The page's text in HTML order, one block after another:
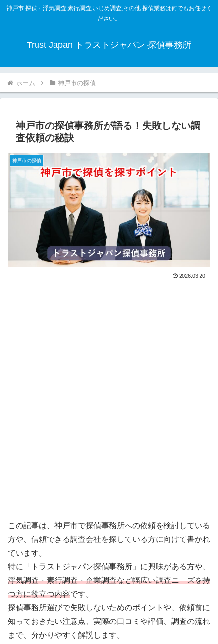
神戸市 探偵・浮気調査,素行調査,いじめ調査,その他 探偵業務は何でもお任せく
ださい。
Trust Japan トラストジャパン 探偵事務所
ホーム 神戸市の探偵
神戸市の探偵事務所が語る！失敗しない調
査依頼の秘訣
神戸市の探偵
2026.03.20
この記事は、神戸市で探偵事務所への依頼を検討している
方や、信頼できる調査会社を探している方に向けて書かれ
ています。
特に「トラストジャパン探偵事務所」に興味がある方や、
浮気調査・素行調査・企業調査など幅広い調査ニーズを持
つ方に役立つ内容です。
探偵事務所選びで失敗しないためのポイントや、依頼前に
知っておきたい注意点、実際の口コミや評価、調査の流れ
まで、分かりやすく解説します。